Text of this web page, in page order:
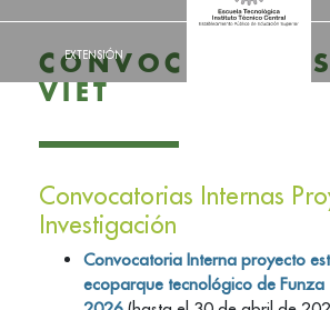
EXTENSIÓN
VIET
Convocatorias Internas
Investigación
Convocatoria Interna proyecto
ecoparque tecnológico de